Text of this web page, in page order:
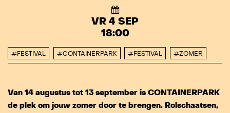
VR 4 SEP
18:00
#FESTIVAL #CONTAINERPARK #FESTIVAL #ZOMER
Van 14 augustus tot 13 september is CONTAINERPARK
de plek om jouw zomer door te brengen. Rolschaatsen,